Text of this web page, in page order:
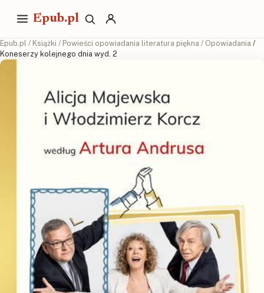
Epub.pl
Epub.pl / Książki / Powieści opowiadania literatura piękna / Opowiadania /
Koneserzy kolejnego dnia wyd. 2